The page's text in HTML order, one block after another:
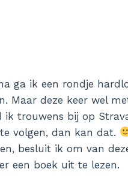
ga ik een rondje
Maar deze keer wel
ik trouwens bij op
volgen, dan kan dat.
besluit ik om van
een boek uit te lezen.